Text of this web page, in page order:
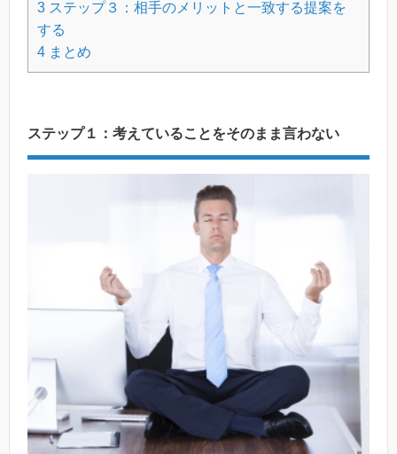
3 ステップ３：相手のメリットと一致する提案を
する
4 まとめ
ステップ１：考えていることをそのまま言わない